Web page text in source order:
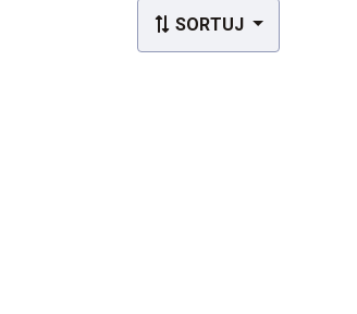
SORTUJ